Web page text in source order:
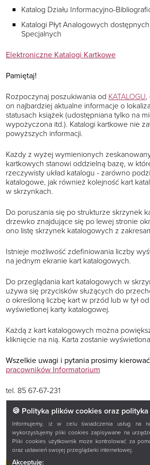
🍪 Polityka plików cookies oraz
Informujemy, iż w celu świadczenia usług na
wykorzystujemy pliki cookies zapisywane na
Pliki cookies użytkownik może kontrolować za
oraz ustawień swojej przeglądarki internetowej.
Akceptuję:
Katalog Działu Informacyjno-
Katalogi Płyt Analogowych
Specjalnych
Elektroniczne Katalogi Kartkowe
Pamiętaj!
Rozpoczynaj poszukiwania od KATALOGU,
on najbardziej aktualne informacje o
statusach książek (udostępniana tylko na
wypożyczona itd.). Katalogi kartkowe nie
powyższych informacji.
Każdy z wyżej wymienionych
kartkowych stanowi oddzielną bazę, w
rzeczywisty układ katalogu - zarówno
katalogowe, jak również kolejność kart
w skrzynkach.
Do poruszania się po strukturze skrzynek
drzewko znajdujące się po lewej stronie
ono listę skrzynek katalogowych z
Istnieje możliwość zdefiniowania liczby
na jednym ekranie kart katalogowych.
Do przeglądania kart katalogowych w
używa się przycisków służących do
o określoną liczbę kart w przód lub w tył
wyświetlonej karty katalogowej.
Każdą z kart katalogowych można
kliknięcie na nią. Karta zostanie
Wszelkie uwagi i pytania prosimy
pracowników Informatorium
tel. 85 67-67-231
e-mail:informatorium@ksiaznicapodlaska.pl